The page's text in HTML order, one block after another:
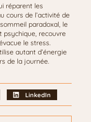
réparent les
cours de l’activité de
paradoxal, le
recouvre
le stress.
autant d’énergie
de la journée.
LinkedIn